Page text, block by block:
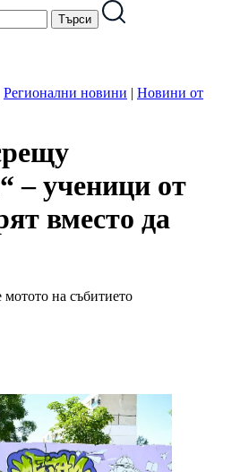
Регионални новини | Новини от
– ученици от
вместо да
на събитието